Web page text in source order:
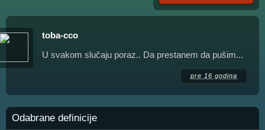
toba-cco
U svakom slučaju poraz.. Da prestanem da pušim...
pre 16 godina
Odabrane definicije